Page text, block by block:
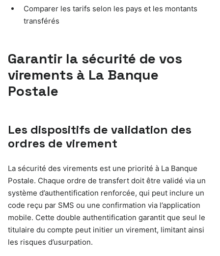
Comparer les tarifs selon les pays et les montants
transférés
Garantir la sécurité de vos
virements à La Banque
Postale
Les dispositifs de validation des
ordres de virement
La sécurité des virements est une priorité à La Banque
Postale. Chaque ordre de transfert doit être validé via un
système d’authentification renforcée, qui peut inclure un
code reçu par SMS ou une confirmation via l’application
mobile. Cette double authentification garantit que seul le
titulaire du compte peut initier un virement, limitant ainsi
les risques d’usurpation.